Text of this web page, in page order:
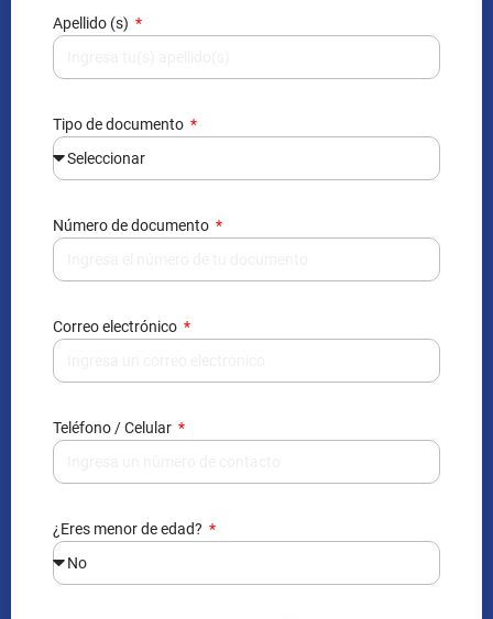
Apellido (s)
Tipo de documento
Número de documento
Correo electrónico
Teléfono / Celular
¿Eres menor de edad?